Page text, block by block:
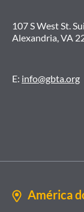
107 S West St.
Alexandria, VA
E: info@gbta.org
América